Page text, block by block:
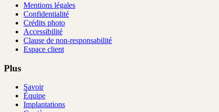
Mentions légales
Confidentialité
Crédits photo
Accessibilité
Clause de non-responsabilité
Espace client
Plus
Savoir
Équipe
Implantations